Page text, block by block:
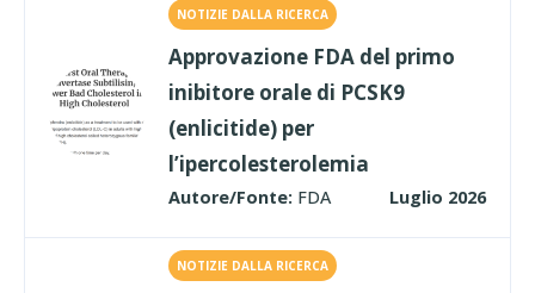
NOTIZIE DALLA RICERCA
Approvazione FDA del primo
inibitore orale di PCSK9
(enlicitide) per
l’ipercolesterolemia
Autore/Fonte: FDA Luglio 2026
NOTIZIE DALLA RICERCA